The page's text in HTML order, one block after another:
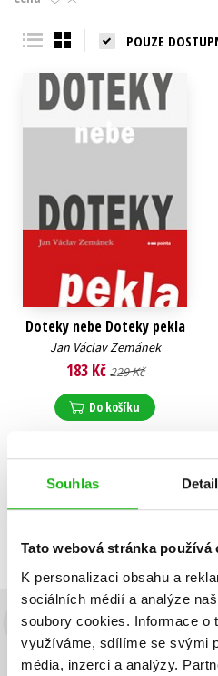
Souhlas
Tato webová stránka používá
K personalizaci obsahu a
sociálních médií a analýze
soubory cookies. Informace o
využíváme, sdílíme se svými
média, inzerci a analýzy.
Young adult (SK)
POUZE
Doteky nebe Doteky pekla
Jan Václav Zemánek
183 Kč 229 Kč
Do košíku
Zobrazuji 1 až 1 z celkem 1 záznamů
Budete to vědět jako
Zajímá Vás, jaký knižní hit právě